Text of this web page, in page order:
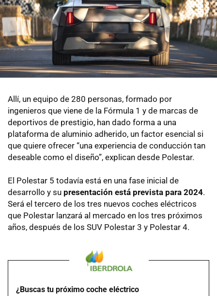
Allí, un equipo de 280 personas, formado por
ingenieros que viene de la Fórmula 1 y de marcas de
deportivos de prestigio, han dado forma a una
plataforma de aluminio adherido, un factor esencial si
que quiere ofrecer “una experiencia de conducción tan
deseable como el diseño”, explican desde Polestar.
El Polestar 5 todavía está en una fase inicial de
desarrollo y su presentación está prevista para 2024.
Será el tercero de los tres nuevos coches eléctricos
que Polestar lanzará al mercado en los tres próximos
años, después de los SUV Polestar 3 y Polestar 4.
¿Buscas tu próximo coche eléctrico